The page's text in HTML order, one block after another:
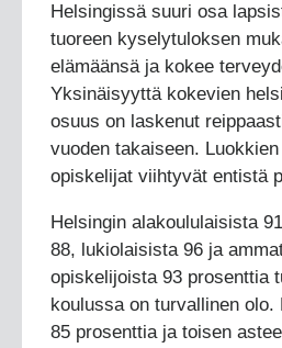
Helsingissä suuri osa
tuoreen kyselytuloksen
elämäänsä ja kokee
Yksinäisyyttä kokevien
osuus on laskenut
vuoden takaiseen.
opiskelijat viihtyvät entistä
Helsingin alakoululaisista
88, lukiolaisista 96 ja
opiskelijoista 93 prosenttia
koulussa on turvallinen
85 prosenttia ja toisen